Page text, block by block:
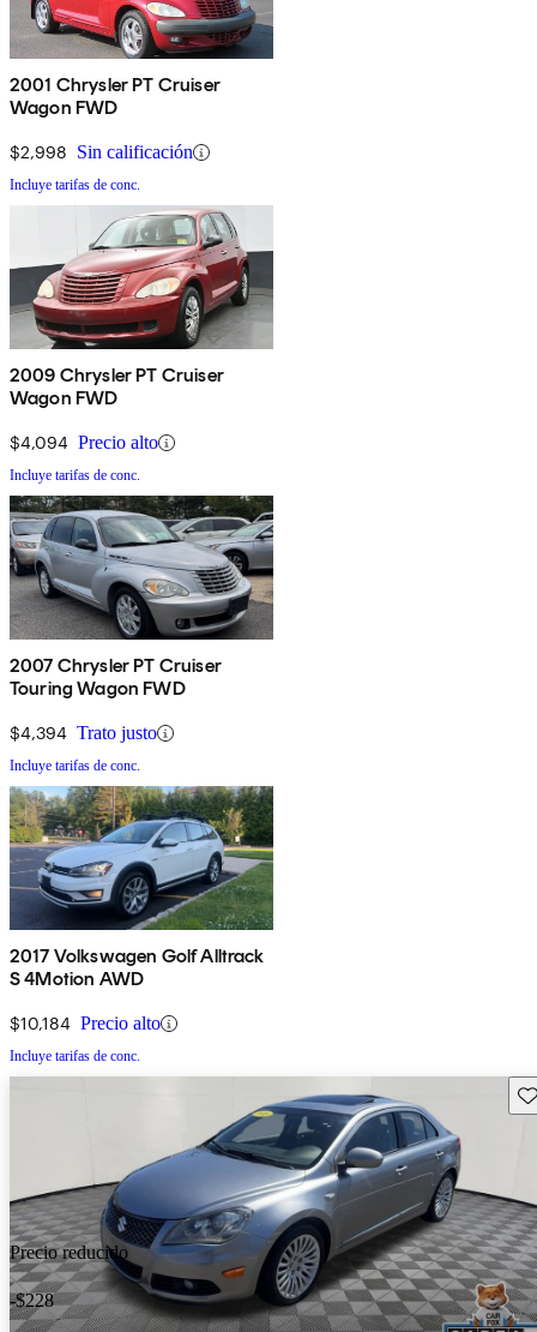
2001 Chrysler PT Cruiser
Wagon FWD
$2,998 Sin calificación
Incluye tarifas de conc.
2009 Chrysler PT Cruiser
Wagon FWD
$4,094 Precio alto
Incluye tarifas de conc.
2007 Chrysler PT Cruiser
Touring Wagon FWD
$4,394 Trato justo
Incluye tarifas de conc.
2017 Volkswagen Golf Alltrack
S 4Motion AWD
$10,184 Precio alto
Incluye tarifas de conc.
Precio reducido
-$228